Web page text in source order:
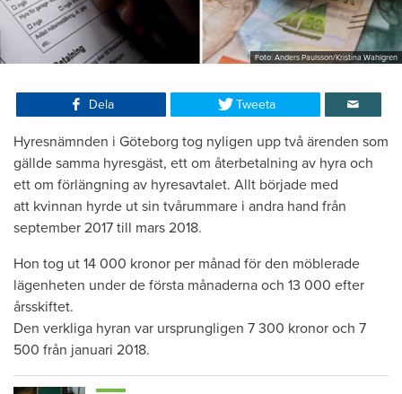
Foto: Anders Paulsson/Kristina Wahlgren
Dela Tweeta
Hyresnämnden i Göteborg tog nyligen upp två ärenden som
gällde samma hyresgäst, ett om återbetalning av hyra och
ett om förlängning av hyresavtalet. Allt började med
att kvinnan hyrde ut sin tvårummare i andra hand från
september 2017 till mars 2018.
Hon tog ut 14 000 kronor per månad för den möblerade
lägenheten under de första månaderna och 13 000 efter
årsskiftet.
Den verkliga hyran var ursprungligen 7 300 kronor och 7
500 från januari 2018.